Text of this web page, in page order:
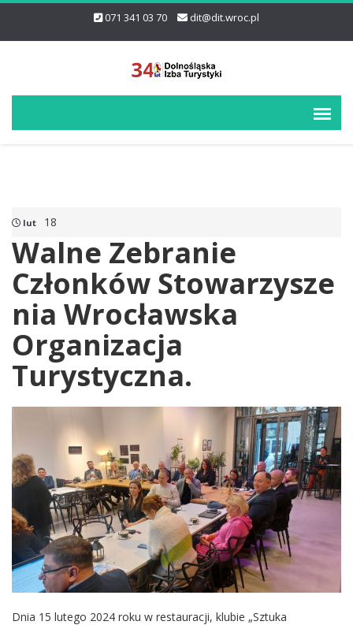
071 341 03 70 dit@dit.wroc.pl
lut 18
Walne Zebranie
Członków Stowarzysze
nia Wrocławska
Organizacja
Turystyczna.
Dnia 15 lutego 2024 roku w restauracji, klubie „Sztuka